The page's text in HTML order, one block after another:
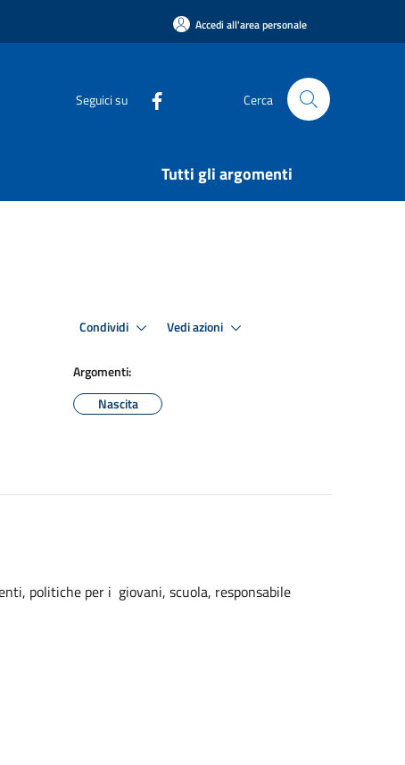
Accedi all'area personale
Seguici su Cerca
Tutti gli argomenti
Condividi Vedi azioni
Argomenti:
Nascita
politiche per i giovani, scuola, responsabile